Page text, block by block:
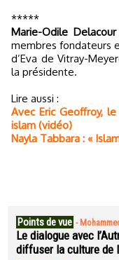
*****
Marie-Odile Delacour
membres fondateurs
d’Eva de Vitray-
la présidente.
Lire aussi :
Avec Eric Geoffroy,
islam (vidéo)
Nayla Tabbara : «
Points de vue -
Le dialogue avec
diffuser la culture de